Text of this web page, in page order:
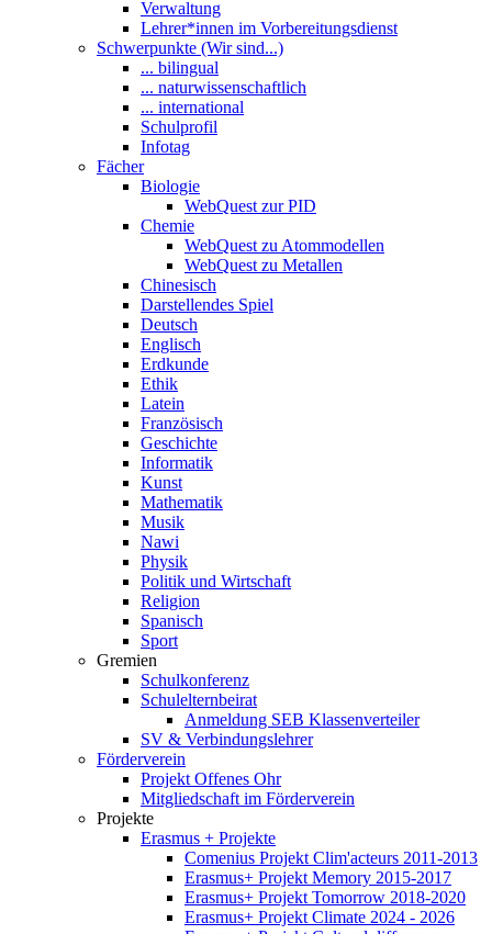
Verwaltung
Lehrer*innen im Vorbereitungsdienst
Schwerpunkte (Wir sind...)
... bilingual
... naturwissenschaftlich
... international
Schulprofil
Infotag
Fächer
Biologie
WebQuest zur PID
Chemie
WebQuest zu Atommodellen
WebQuest zu Metallen
Chinesisch
Darstellendes Spiel
Deutsch
Englisch
Erdkunde
Ethik
Latein
Französisch
Geschichte
Informatik
Kunst
Mathematik
Musik
Nawi
Physik
Politik und Wirtschaft
Religion
Spanisch
Sport
Gremien
Schulkonferenz
Schulelternbeirat
Anmeldung SEB Klassenverteiler
SV & Verbindungslehrer
Förderverein
Projekt Offenes Ohr
Mitgliedschaft im Förderverein
Projekte
Erasmus + Projekte
Comenius Projekt Clim'acteurs 2011-2013
Erasmus+ Projekt Memory 2015-2017
Erasmus+ Projekt Tomorrow 2018-2020
Erasmus+ Projekt Climate 2024 - 2026